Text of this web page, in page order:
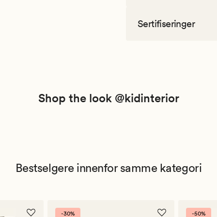
Sertifiseringer
Shop the look @kidinterior
Bestselgere innenfor samme kategori
-30% -50%